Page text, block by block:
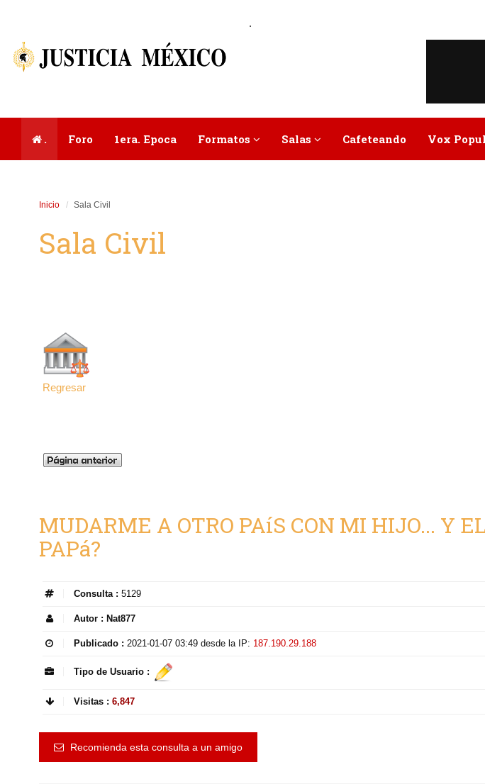
.
. Foro 1era. Epoca Formatos Salas Cafeteando Vox
Inicio Sala Civil
Sala Civil
Regresar
MUDARME A OTRO PAíS CON MI HIJO... Y
PAPá?
Consulta : 5129
Autor : Nat877
Publicado : 2021-01-07 03:49 desde la IP: 187.190.29.188
Tipo de Usuario :
Visitas : 6,847
Recomienda esta consulta a un amigo